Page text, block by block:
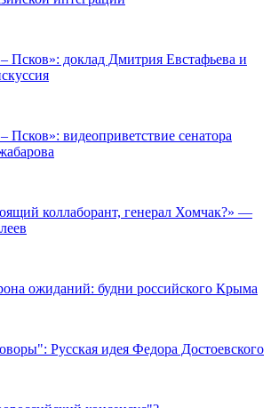
Псков»: доклад Дмитрия Евстафьева и
Псков»: видеоприветствие сенатора
коллаборант, генерал Хомчак?» —
ожиданий: будни российского Крыма
Русская идея Федора Достоевского